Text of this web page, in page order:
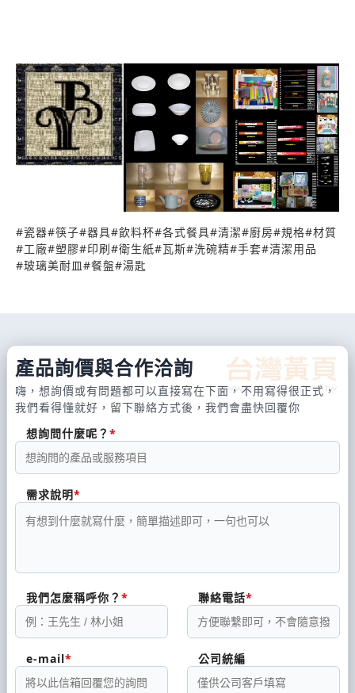
#瓷器#筷子#器具#飲料杯#各式餐具#清潔#廚房#規格#材質
#工廠#塑膠#印刷#衛生紙#瓦斯#洗碗精#手套#清潔用品
#玻璃美耐皿#餐盤#湯匙
產品詢價與合作洽詢
嗨，想詢價或有問題都可以直接寫在下面，不用寫得很正式，
我們看得懂就好，留下聯絡方式後，我們會盡快回覆你
想詢問什麼呢？
需求說明
我們怎麼稱呼你？ 聯絡電話
e-mail 公司統編